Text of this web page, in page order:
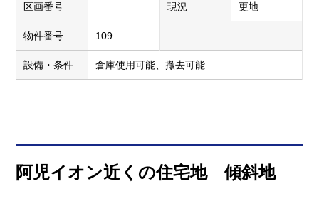
区画番号 現況 更地
物件番号 109
設備・条件 倉庫使用可能、撤去可能
阿児イオン近くの住宅地 傾斜地